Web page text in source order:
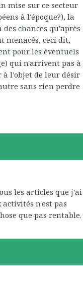
mise sur ce secteur
à l'époque?), la
chances qu'après
menacés, ceci dit,
pour les éventuels
qui n'arrivent pas à
à l'objet de leur désir
sans rien perdre
les articles que j'ai
n'est pas
que pas rentable.